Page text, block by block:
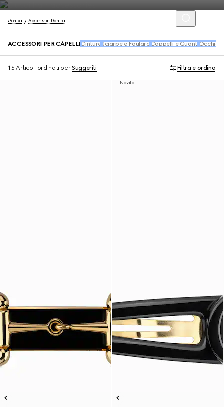
Donna Accessori Donna
ACCESSORI PER CAPELLI Cinture Sciarpe e Foulard Cappelli e Guanti Occhiali
15 Articoli ordinati perSuggeriti Filtra e ordina
Novità